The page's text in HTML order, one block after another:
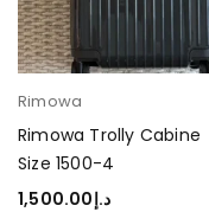
Rimowa
Rimowa Trolly Cabine
Size 1500-4
د.إ1,500.00